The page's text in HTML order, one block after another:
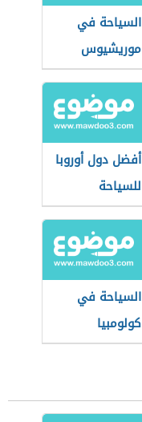
السياحة في
موريشيوس
أفضل دول أوروبا
للسياحة
السياحة في
كولومبيا